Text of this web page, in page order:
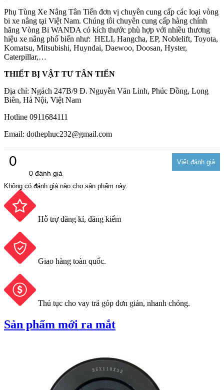
Phụ Tùng Xe Nâng Tân Tiến đơn vị chuyên cung cấp các loại vòng
bi xe nâng tại Việt Nam. Chúng tôi chuyên cung cấp hàng chính
hãng Vòng Bi WANDA có kích thước phù hợp với nhiều thương
hiệu xe nâng phổ biến như: HELI, Hangcha, EP, Noblelift, Toyota,
Komatsu, Mitsubishi, Huyndai, Daewoo, Doosan, Hyster,
Caterpillar,…
THIẾT BỊ VẬT TƯ TÂN TIẾN
Địa chỉ: Ngách 247B/9 Đ. Nguyễn Văn Linh, Phúc Đồng, Long
Biên, Hà Nội, Việt Nam
Hotline 0911684111
Email: dothephuc232@gmail.com
0
0 đánh giá
Không có đánh giá nào cho sản phẩm này.
Hỗ trợ đăng kí, đăng kiểm
Giao hàng toàn quốc.
Thủ tục cho vay trả góp đơn giản, nhanh chóng.
Sản phẩm mới ra mắt